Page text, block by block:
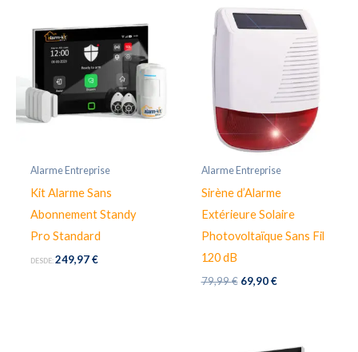
Alarme Entreprise
Kit Alarme Sans
Abonnement Standy
Pro Standard
DESDE:249,97€
Alarme Entreprise
Sirène d’Alarme
Extérieure Solaire
Photovoltaïque Sans Fil
120 dB
79,99€ El
69,90€El